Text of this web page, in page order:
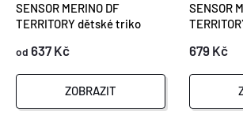
SENSOR MERINO DF
TERRITORY dětské triko
od 637 Kč
ZOBRAZIT
SENSOR
679 Kč